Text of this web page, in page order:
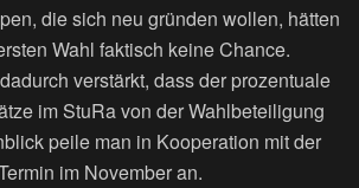
die sich neu gründen wollen, hätten
Wahl faktisch keine Chance.
verstärkt, dass der prozentuale
im StuRa von der Wahlbeteiligung
peile man in Kooperation mit der
im November an.